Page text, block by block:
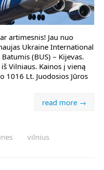
artimesnis! Jau nuo
Ukraine International
(BUS) – Kijevas.
Vilniaus. Kainos į vieną
1016 Lt. Juodosios Jūros
read more →
vilnius